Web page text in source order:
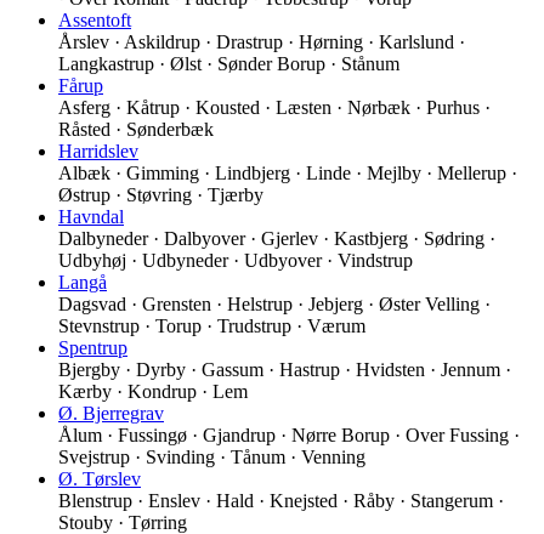
Assentoft
Årslev · Askildrup · Drastrup · Hørning · Karlslund ·
Langkastrup · Ølst · Sønder Borup · Stånum
Fårup
Asferg · Kåtrup · Kousted · Læsten · Nørbæk · Purhus ·
Råsted · Sønderbæk
Harridslev
Albæk · Gimming · Lindbjerg · Linde · Mejlby · Mellerup ·
Østrup · Støvring · Tjærby
Havndal
Dalbyneder · Dalbyover · Gjerlev · Kastbjerg · Sødring ·
Udbyhøj · Udbyneder · Udbyover · Vindstrup
Langå
Dagsvad · Grensten · Helstrup · Jebjerg · Øster Velling ·
Stevnstrup · Torup · Trudstrup · Værum
Spentrup
Bjergby · Dyrby · Gassum · Hastrup · Hvidsten · Jennum ·
Kærby · Kondrup · Lem
Ø. Bjerregrav
Ålum · Fussingø · Gjandrup · Nørre Borup · Over Fussing ·
Svejstrup · Svinding · Tånum · Venning
Ø. Tørslev
Blenstrup · Enslev · Hald · Knejsted · Råby · Stangerum ·
Stouby · Tørring